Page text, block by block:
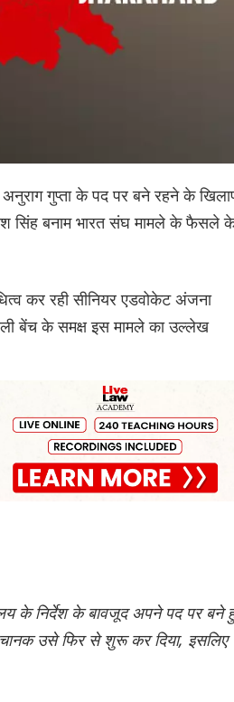
गुप्ता के पद पर बने रहने के
सिंह बनाम भारत संघ मामले के फैसले
कर रही सीनियर एडवोकेट अंजना
बेंच के समक्ष इस मामले का उल्लेख
के निर्देश के बावजूद अपने पद पर बने
उसे फिर से शुरू कर दिया, इसलिए